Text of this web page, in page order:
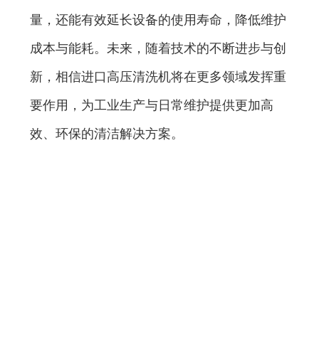
量，还能有效延长设备的使用寿命，降低维护
成本与能耗。未来，随着技术的不断进步与创
新，相信进口高压清洗机将在更多领域发挥重
要作用，为工业生产与日常维护提供更加高
效、环保的清洁解决方案。